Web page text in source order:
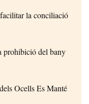
facilitar la conciliació
prohibició del bany
Ocells Es Manté